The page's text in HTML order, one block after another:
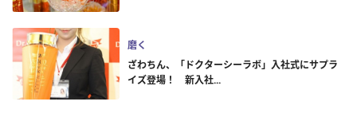
磨く
ざわちん、「ドクターシーラボ」入社式にサプラ
イズ登場！ 新入社...